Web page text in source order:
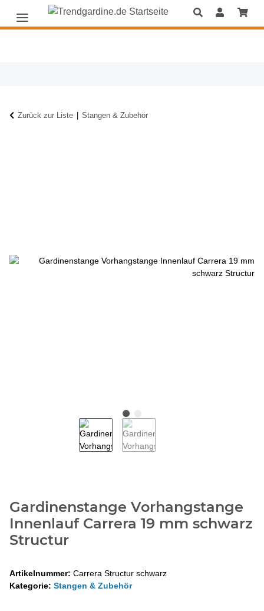
Zurück zur Liste Stangen & Zubehör
Gardinenstange Vorhangstange
Innenlauf Carrera 19 mm schwarz
Structur
Artikelnummer: Carrera Structur schwarz
Kategorie: Stangen & Zubehör